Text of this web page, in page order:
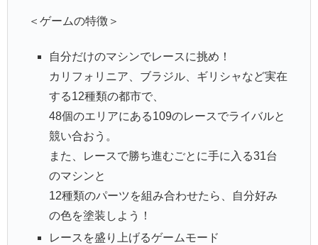
＜ゲームの特徴＞
自分だけのマシンでレースに挑め！
カリフォリニア、ブラジル、ギリシャなど実在
する12種類の都市で、
48個のエリアにある109のレースでライバルと
競い合おう。
また、レースで勝ち進むごとに手に入る31台
のマシンと
12種類のパーツを組み合わせたら、自分好み
の色を塗装しよう！
レースを盛り上げるゲームモード